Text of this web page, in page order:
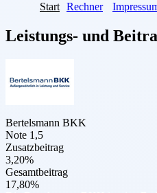
Start Rechner
Leistungs- und
Bertelsmann BKK
Note 1,5
Zusatzbeitrag
3,20%
Gesamtbeitrag
17,80%